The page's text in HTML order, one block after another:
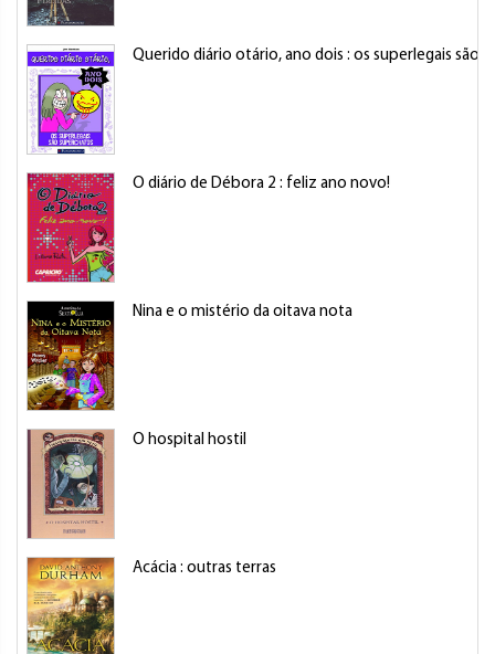
Querido diário otário, ano dois : os superlegais são
O diário de Débora 2 : feliz ano novo!
Nina e o mistério da oitava nota
O hospital hostil
Acácia : outras terras